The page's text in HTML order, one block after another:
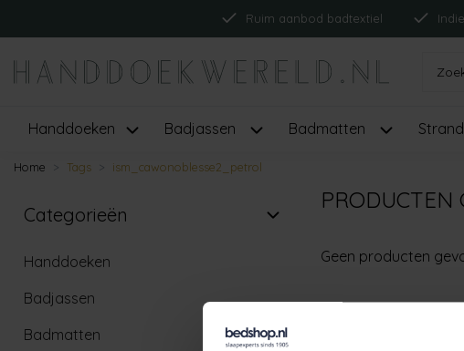
Ruim aanbod badtextiel
Handdoeken Badjassen Badmatten
Home Tags ism_cawonoblesse2_petrol
Categorieën
Handdoeken
Badjassen
Badmatten
PRODUCTEN
Geen producten